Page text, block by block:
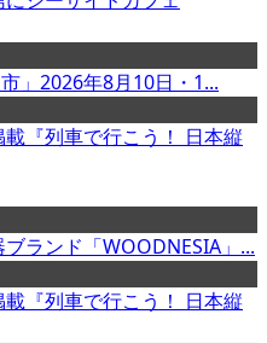
」2026年8月10日・1...
『列車で行こう！ 日本縦
ランド「WOODNESIA」...
『列車で行こう！ 日本縦